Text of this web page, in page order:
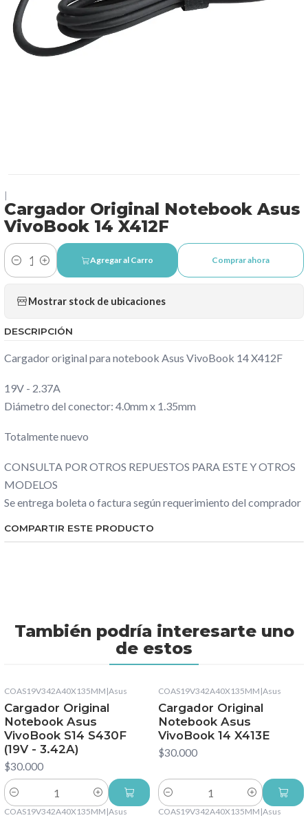
Cargador Original Notebook Asus
VivoBook 14 X412F
Cantidad
Agregar al Carro Comprar ahora
Mostrar stock de ubicaciones
DESCRIPCIÓN
Cargador original para notebook Asus VivoBook 14 X412F
19V - 2.37A
Diámetro del conector: 4.0mm x 1.35mm
Totalmente nuevo
CONSULTA POR OTROS REPUESTOS PARA ESTE Y OTROS
MODELOS
Se entrega boleta o factura según requerimiento del comprador
COMPARTIR ESTE PRODUCTO
También podría interesarte uno
de estos
COAS19V342A40X135MM |Asus
Cargador Original
Notebook Asus
VivoBook S14 S430F
(19V - 3.42A)
$30.000
Cantidad
COAS19V342A40X135MM |Asus
Cargador Original
Notebook Asus
VivoBook 14 X413E
$30.000
Cantidad
COAS19V342A40X135MM |Asus COAS19V342A40X135MM |Asus